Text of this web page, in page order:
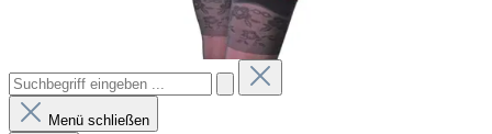
Menü schließen